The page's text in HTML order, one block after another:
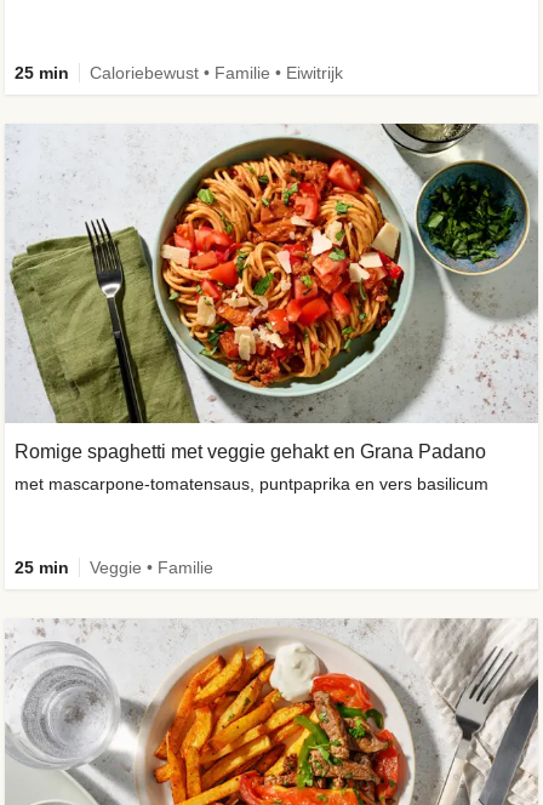
25 min Caloriebewust • Familie • Eiwitrijk
Romige spaghetti met veggie gehakt en Grana Padano
met mascarpone-tomatensaus, puntpaprika en vers basilicum
25 min Veggie • Familie